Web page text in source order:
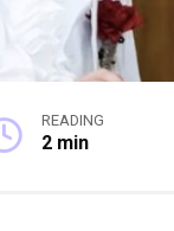
READING
2 min